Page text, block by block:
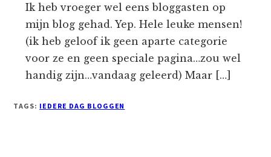
Ik heb vroeger wel eens bloggasten op
mijn blog gehad. Yep. Hele leuke mensen!
(ik heb geloof ik geen aparte categorie
voor ze en geen speciale pagina…zou wel
handig zijn…vandaag geleerd) Maar […]
TAGS: IEDERE DAG BLOGGEN